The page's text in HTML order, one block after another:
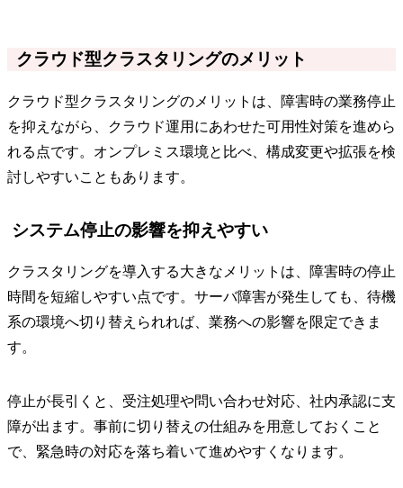
クラウド型クラスタリングのメリット
クラウド型クラスタリングのメリットは、障害時の業務停止
を抑えながら、クラウド運用にあわせた可用性対策を進めら
れる点です。オンプレミス環境と比べ、構成変更や拡張を検
討しやすいこともあります。
システム停止の影響を抑えやすい
クラスタリングを導入する大きなメリットは、障害時の停止
時間を短縮しやすい点です。サーバ障害が発生しても、待機
系の環境へ切り替えられれば、業務への影響を限定できま
す。
停止が長引くと、受注処理や問い合わせ対応、社内承認に支
障が出ます。事前に切り替えの仕組みを用意しておくこと
で、緊急時の対応を落ち着いて進めやすくなります。